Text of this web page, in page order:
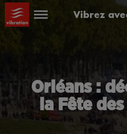
Vibrez
Orléans :
la Fête